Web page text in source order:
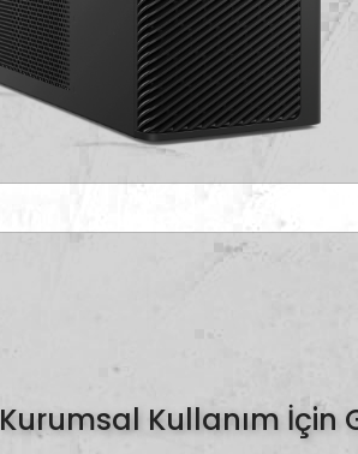
Kurumsal Kullanım İçin